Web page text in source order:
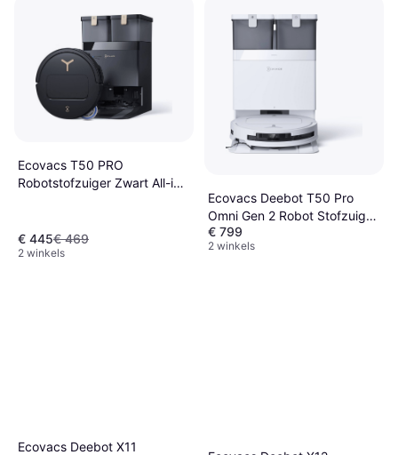
Ecovacs T50 PRO
Robotstofzuiger Zwart All-in-
€ 445€ 469
2 winkels
Ecovacs Deebot T50 Pro
Omni Gen 2 Robot Stofzuiger
Wit
€ 799
2 winkels
Ecovacs Deebot X11